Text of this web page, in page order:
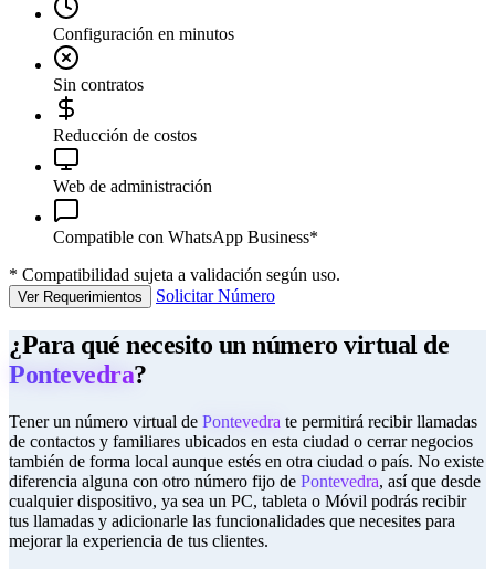
Configuración en minutos
Sin contratos
Reducción de costos
Web de administración
Compatible con WhatsApp Business*
* Compatibilidad sujeta a validación según uso.
Ver Requerimientos Solicitar Número
¿Para qué necesito un número virtual de
Pontevedra?
Tener un número virtual de Pontevedra te permitirá recibir llamadas
de contactos y familiares ubicados en esta ciudad o cerrar negocios
también de forma local aunque estés en otra ciudad o país. No existe
diferencia alguna con otro número fijo de Pontevedra, así que desde
cualquier dispositivo, ya sea un PC, tableta o Móvil podrás recibir
tus llamadas y adicionarle las funcionalidades que necesites para
mejorar la experiencia de tus clientes.